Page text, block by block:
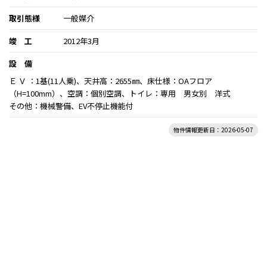
取引態様
一般媒介
竣 工
2012年3月
設 備
Ｅ Ｖ ：1基(11人乗)、天井高：2655㎜、床仕様：OAフロア
（H=100mm）、空調：個別空調、トイレ：専用 男女別 洋式
その他：機械警備、EV不停止機能付
物件情報更新日：2026-05-07